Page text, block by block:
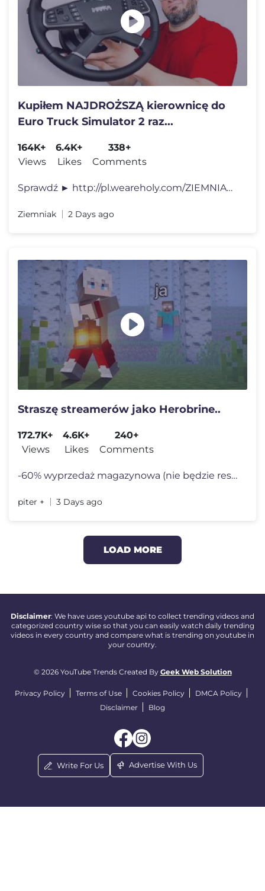
Kupiłem NAJDROŻSZĄ kierownicę do
Euro Truck Simulator 2 raz...
164K+
Views
6.4K+
Likes
338+
Comments
Sprawdź ► http://pl.weareholy.com/ZIEMNIAK KOD - ZIEMNIAK daje - 10
Ziemniak 2 Days ago
Straszę streamerów jako Herobrine..
172.7K+
Views
4.6K+
Likes
240+
Comments
-60% wyprzedaż magazynowa (nie będzie restocków) - https://1404.pl/
piter + 3 Days ago
LOAD MORE
Disclaimer: We have uses youtube api to collect trending videos and
categorized country wise so that you can easily watch daily trending
videos in every country and compare what is trending on youtube in
your country.
© 2026 YouTube Trends Created By Geek Web Solution
Privacy Policy Terms of Use Cookies Policy
DMCA Policy
Disclaimer
Blog
Write For Us Advertise With Us